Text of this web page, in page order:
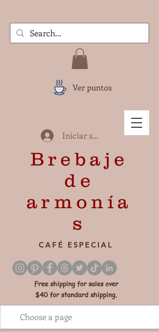
Iniciar sesión
Brebaje
de
armonía
s
Ver puntos
CAFÉ ESPECIAL
Free shipping for sales over
$40 for standard shipping.